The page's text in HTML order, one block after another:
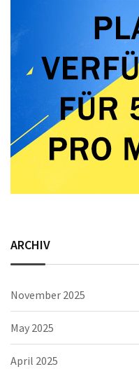
ARCHIV
November 2025
May 2025
April 2025